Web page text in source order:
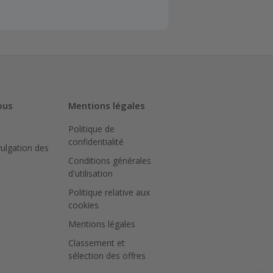
sur le
le site
des
Mentions légales
Politique de
confidentialité
Conditions générales
d'utilisation
Politique relative aux
cookies
Mentions légales
Classement et
sélection des offres